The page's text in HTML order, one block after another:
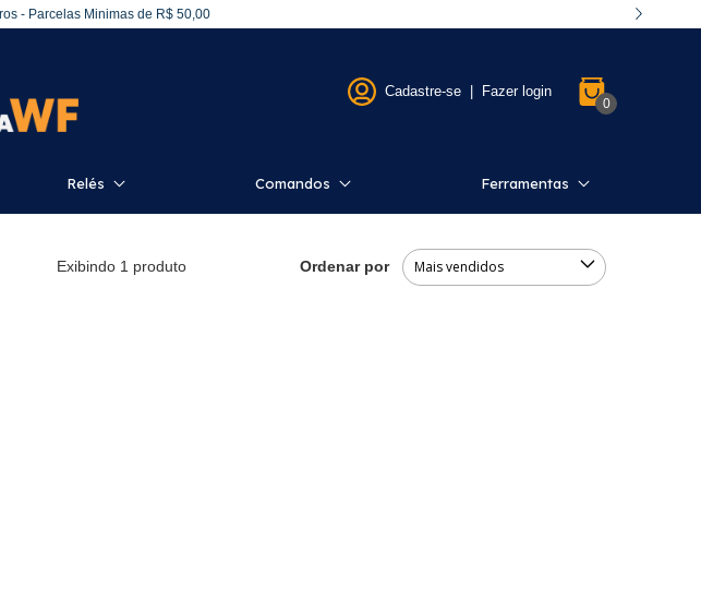
- Parcelas Minimas de R$ 50,00
Cadastre-se Fazer login
0
Relés Comandos Ferramentas
Exibindo 1 produto Ordenar por